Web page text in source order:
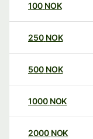
100 NOK
250 NOK
500 NOK
1000 NOK
2000 NOK